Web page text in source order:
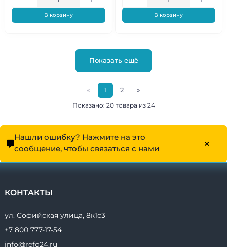
В корзину В корзину
Показать ещё
« 1 2
»
Показано: 20 товара из 24
Нашли ошибку? Нажмите на это
сообщение, чтобы связаться с нами
КОНТАКТЫ
ул. Софийская улица, 8к1с3
+7 800 777-17-54
info@refo24.ru